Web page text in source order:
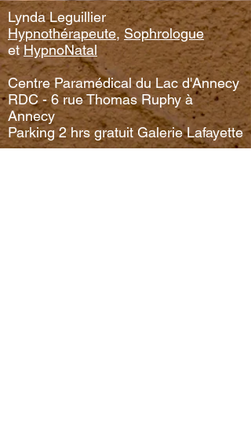
Lynda Leguillier
Hypnothérapeute, Sophrologue
etHypnoNatal
Centre Paramédical du Lac d'Annecy
RDC - 6 rue Thomas Ruphy à
Annecy
Parking 2 hrs gratuit Galerie Lafayette